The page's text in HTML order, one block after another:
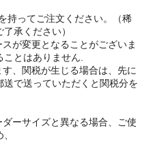
持ってご注文ください。（稀
承ください）
が変更となることがございま
とはありません.
、関税が生じる場合は、先に
で送っていただくと関税分を
ーサイズと異なる場合、ご使